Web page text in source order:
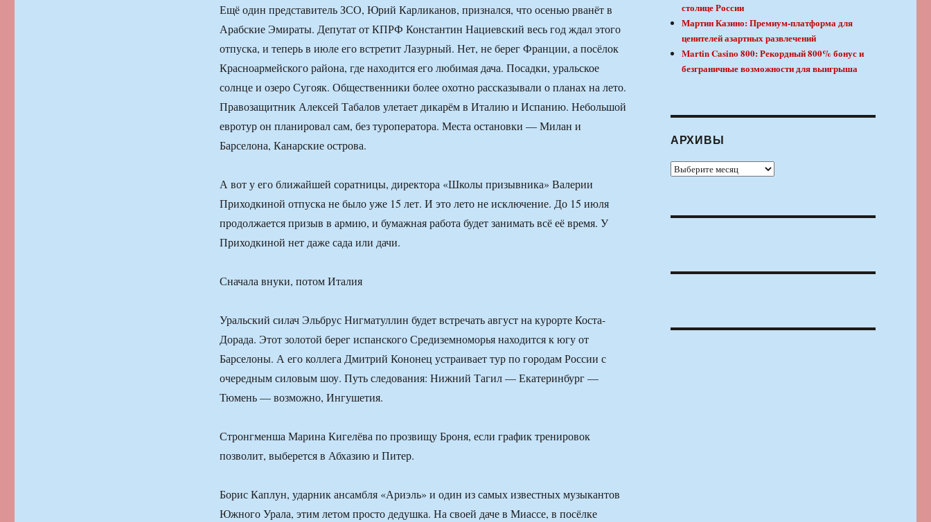
Ещё один представитель ЗСО, Юрий Карликанов, признался, что осенью рванёт в
Арабские Эмираты. Депутат от КПРФ Константин Нациевский весь год ждал этого
отпуска, и теперь в июле его встретит Лазурный. Нет, не берег Франции, а посёлок
Красноармейского района, где находится его любимая дача. Посадки, уральское
солнце и озеро Сугояк. Общественники более охотно рассказывали о планах на лето.
Правозащитник Алексей Табалов улетает дикарём в Италию и Испанию. Небольшой
евротур он планировал сам, без туроператора. Места остановки — Милан и
Барселона, Канарские острова.
А вот у его ближайшей соратницы, директора «Школы призывника» Валерии
Приходкиной отпуска не было уже 15 лет. И это лето не исключение. До 15 июля
продолжается призыв в армию, и бумажная работа будет занимать всё её время. У
Приходкиной нет даже сада или дачи.
Сначала внуки, потом Италия
Уральский силач Эльбрус Нигматуллин будет встречать август на курорте Коста-
Дорада. Этот золотой берег испанского Средиземноморья находится к югу от
Барселоны. А его коллега Дмитрий Кононец устраивает тур по городам России с
очередным силовым шоу. Путь следования: Нижний Тагил — Екатеринбург —
Тюмень — возможно, Ингушетия.
Стронгменша Марина Кигелёва по прозвищу Броня, если график тренировок
позволит, выберется в Абхазию и Питер.
Борис Каплун, ударник ансамбля «Ариэль» и один из самых известных музыкантов
Южного Урала, этим летом просто дедушка. На своей даче в Миассе, в посёлке
столице России
Мартин Казино: Премиум-платформа для
ценителей азартных развлечений
Martin Casino 800: Рекордный 800% бонус и
безграничные возможности для выигрыша
АРХИВЫ
Архивы